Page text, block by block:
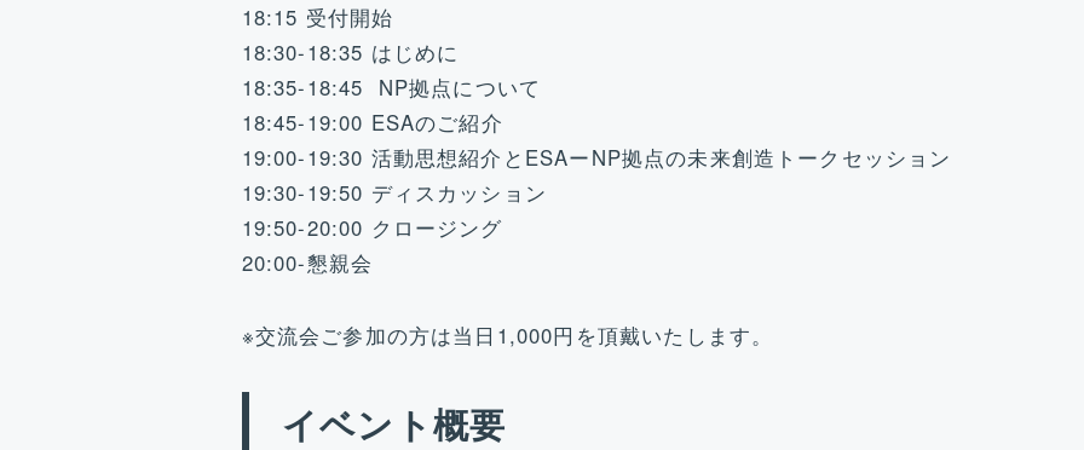
18:15 受付開始
18:30-18:35 はじめに
18:35-18:45 NP拠点について
18:45-19:00 ESAのご紹介
19:00-19:30 活動思想紹介とESAーNP拠点の未来創造トークセッション
19:30-19:50 ディスカッション
19:50-20:00 クロージング
20:00-懇親会
※交流会ご参加の方は当日1,000円を頂戴いたします。
イベント概要